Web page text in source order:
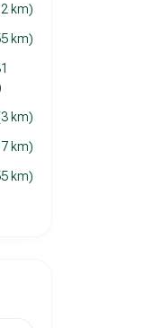
km)
km)
km)
km)
km)